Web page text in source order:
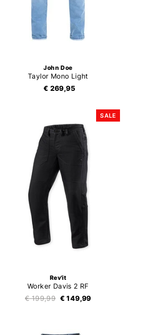
John Doe
Taylor Mono Light
€ 269,95
SALE
Rev'it
Worker Davis 2 RF
€ 199,99 € 149,99